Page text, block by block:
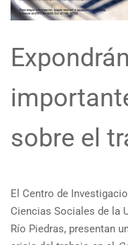
sobre el
El Centro de
Ciencias Sociales de la
Río Piedras, presentan